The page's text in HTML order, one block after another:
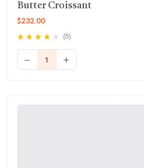
Butter Croissant
$232.00
out of 5
(5)